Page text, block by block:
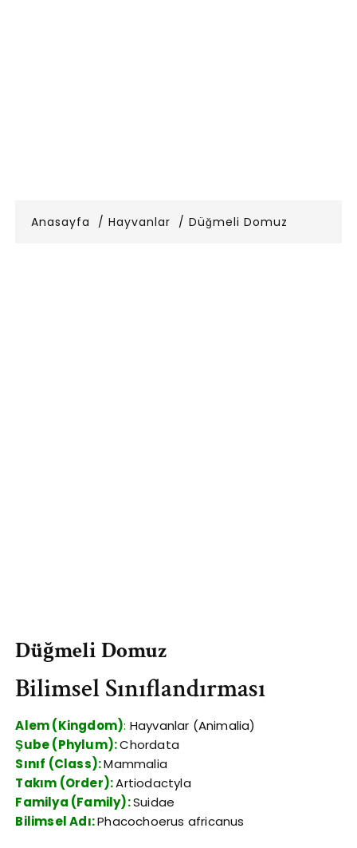
Anasayfa Hayvanlar Düğmeli Domuz
Düğmeli Domuz
Bilimsel Sınıflandırması
Alem (Kingdom): Hayvanlar (Animalia)
Şube (Phylum):Chordata
Sınıf (Class):Mammalia
Takım (Order):Artiodactyla
Familya (Family):Suidae
Bilimsel Adı:Phacochoerus africanus